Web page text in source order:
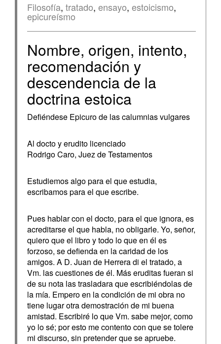
Filosofía, tratado, ensayo, estoicismo,
epicureísmo
Nombre, origen, intento,
recomendación y
descendencia de la
doctrina estoica
Defiéndese Epicuro de las calumnias vulgares
Al docto y erudito licenciado
Rodrigo Caro, Juez de Testamentos
Estudiemos algo para el que estudia,
escribamos para el que escribe.
Pues hablar con el docto, para el que ignora, es
acreditarse el que habla, no obligarle. Yo, señor,
quiero que el libro y todo lo que en él es
forzoso, se defienda en la caridad de los
amigos. A D. Juan de Herrera di el tratado, a
Vm. las cuestiones de él. Más eruditas fueran si
de su nota las trasladara que escribiéndolas de
la mía. Empero en la condición de mi obra no
tiene lugar otra demostración de mi buena
amistad. Escribiré lo que Vm. sabe mejor, como
yo lo sé; por esto me contento con que se tolere
mi discurso, sin pretender que se apruebe.